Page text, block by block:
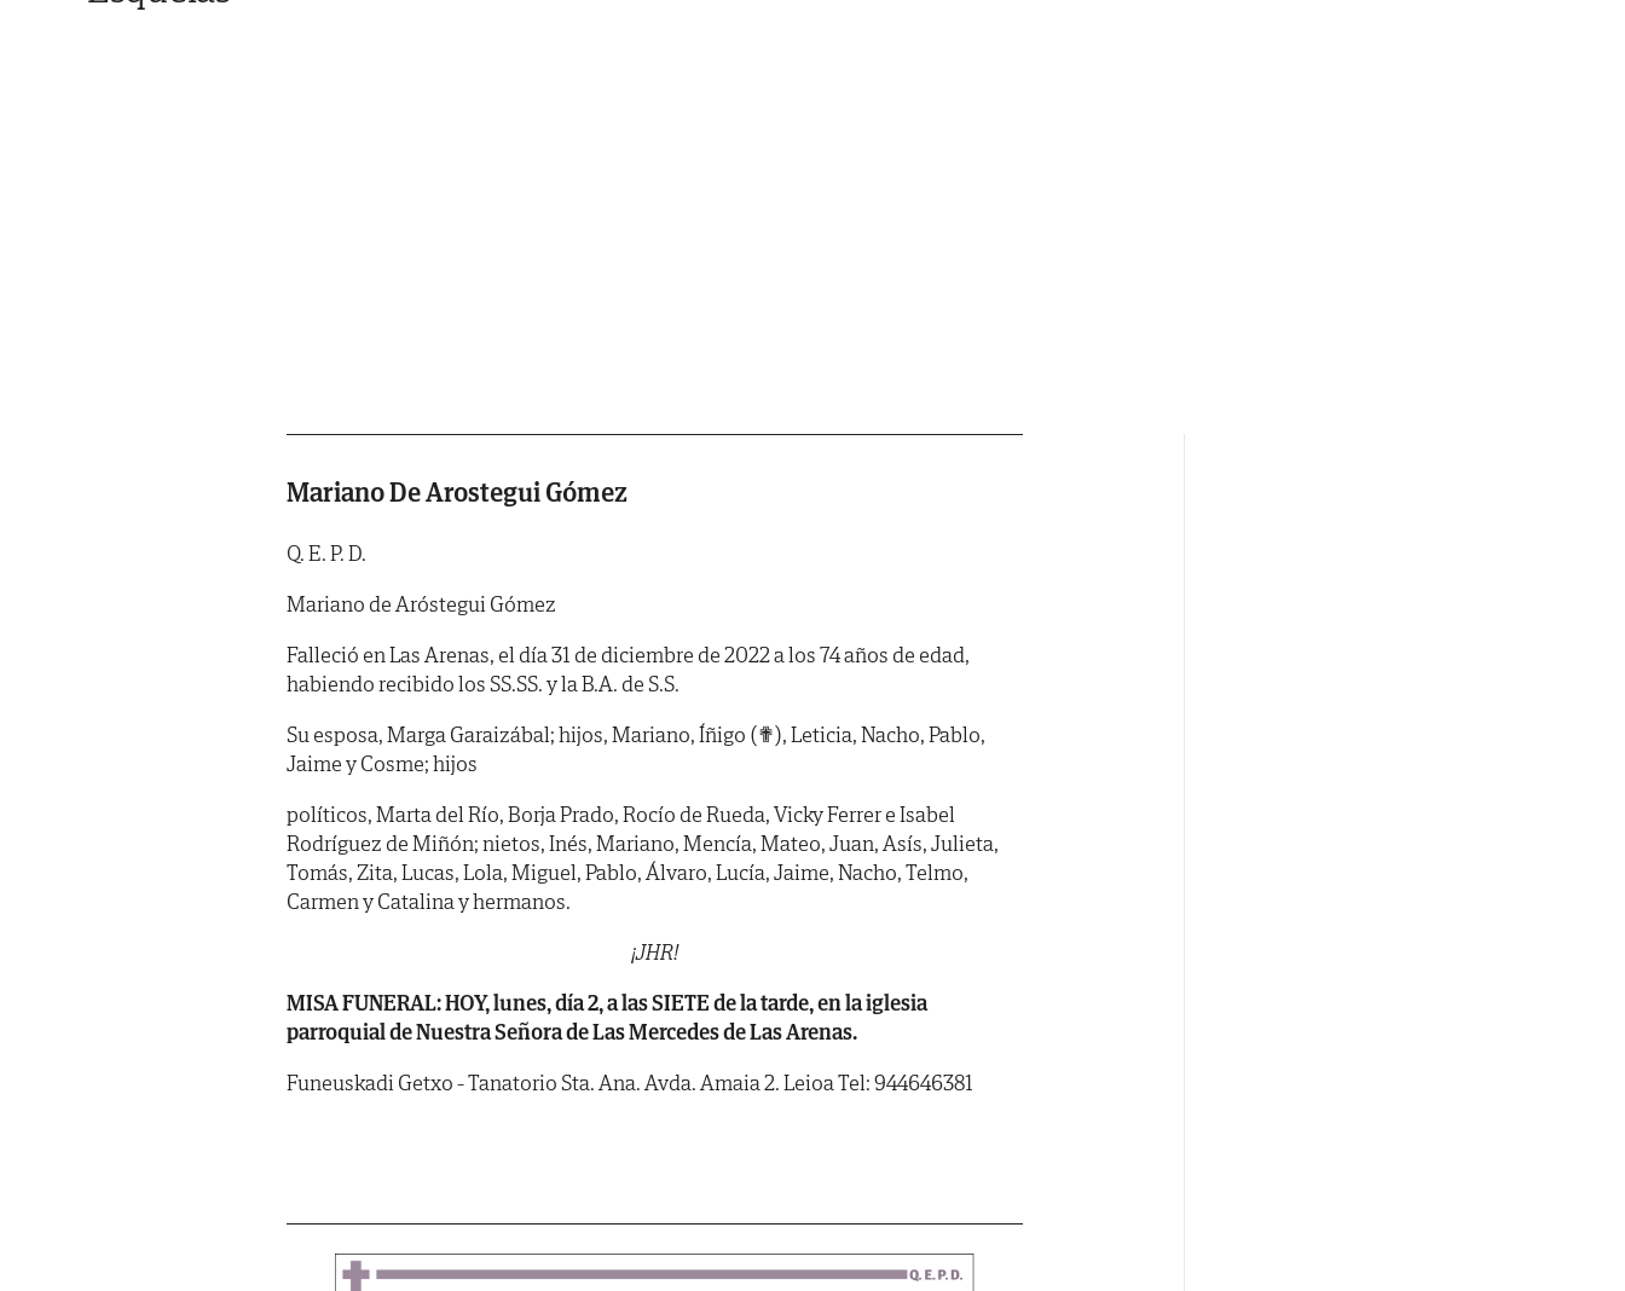
Mariano De Arostegui Gómez
Q. E. P. D.
Mariano de Aróstegui Gómez
Falleció en Las Arenas, el día 31 de diciembre de 2022 a los 74 años de edad,
habiendo recibido los SS.SS. y la B.A. de S.S.
Su esposa, Marga Garaizábal; hijos, Mariano, Íñigo (✟), Leticia, Nacho, Pablo,
Jaime y Cosme; hijos
políticos, Marta del Río, Borja Prado, Rocío de Rueda, Vicky Ferrer e Isabel
Rodríguez de Miñón; nietos, Inés, Mariano, Mencía, Mateo, Juan, Asís, Julieta,
Tomás, Zita, Lucas, Lola, Miguel, Pablo, Álvaro, Lucía, Jaime, Nacho, Telmo,
Carmen y Catalina y hermanos.
¡JHR!
MISA FUNERAL: HOY, lunes, día 2, a las SIETE de la tarde, en la iglesia
parroquial de Nuestra Señora de Las Mercedes de Las Arenas.
Funeuskadi Getxo - Tanatorio Sta. Ana. Avda. Amaia 2. Leioa Tel: 944646381